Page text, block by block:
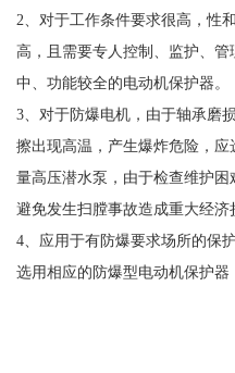
2、对于工作条件要求很高，性
高，且需要专人控制、监护、
中、功能较全的电动机保护器。
3、对于防爆电机，由于轴承磨
擦出现高温，产生爆炸危险，
量高压潜水泵，由于检查维护困
避免发生扫膛事故造成重大经济
4、应用于有防爆要求场所的保
选用相应的防爆型电动机保护器